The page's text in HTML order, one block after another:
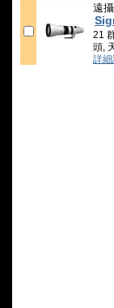
遠
21
頭,
詳